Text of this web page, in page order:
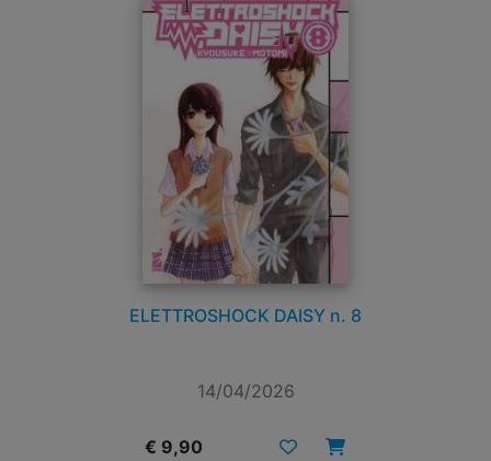
ELETTROSHOCK DAISY n. 8
14/04/2026
€ 9,90